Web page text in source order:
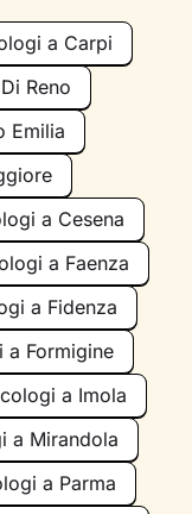
a Carpi
Reno
Emilia
a Cesena
a Faenza
a Fidenza
a Formigine
a Imola
a Mirandola
a Parma